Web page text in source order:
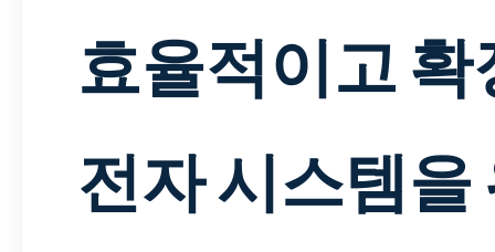
효율적이고
전자 시스템을